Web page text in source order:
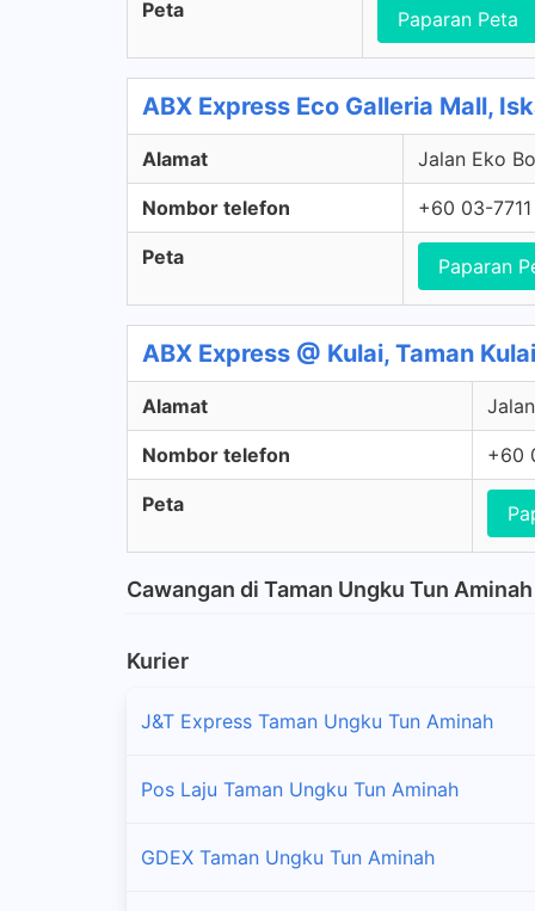
Peta Paparan Peta
ABX Express Eco Galleria Mall,
Alamat Jalan Eko
Nombor telefon +60 03-
Peta Paparan
ABX Express @ Kulai, Taman
Alamat
Nombor telefon +60
Peta
Cawangan di Taman Ungku Tun Aminah
Kurier
J&T Express Taman Ungku Tun Aminah
Pos Laju Taman Ungku Tun Aminah
GDEX Taman Ungku Tun Aminah